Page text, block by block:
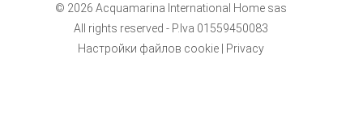
© 2026 Acquamarina International Home sas
All rights reserved - P.Iva 01559450083
Настройки файлов cookie| Privacy